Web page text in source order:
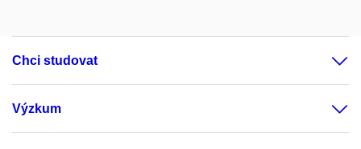
Chci studovat
Výzkum